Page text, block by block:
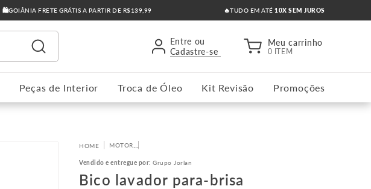
🛍️GOIÂNIA FRETE GRÁTIS A PARTIR DE R$139,99 🔥TUDO EM ATÉ10X SEM JUROS
Entre ou
Cadastre-se
Meu carrinho
0 ITEM
Peças de Interior Troca de Óleo Kit Revisão Promoções
MOTOR
Vendido e entregue por:Grupo Jorlan
Bico lavador para-brisa